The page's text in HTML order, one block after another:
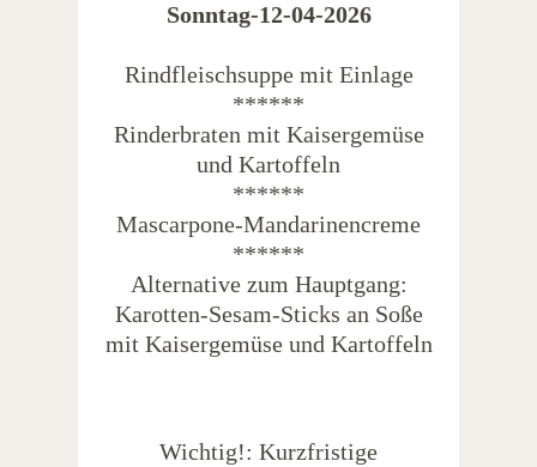
Sonntag-12-04-2026
Rindfleischsuppe mit Einlage
******
Rinderbraten mit Kaisergemüse
und Kartoffeln
******
Mascarpone-Mandarinencreme
******
Alternative zum Hauptgang:
Karotten-Sesam-Sticks an Soße
mit Kaisergemüse und Kartoffeln
Wichtig!: Kurzfristige